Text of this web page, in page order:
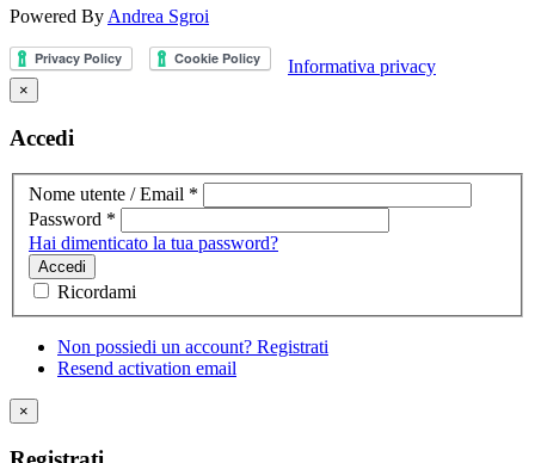
Powered By Andrea Sgroi
Informativa privacy
×
Accedi
Nome utente / Email *
Password *
Hai dimenticato la tua password?
Accedi
Ricordami
Non possiedi un account? Registrati
Resend activation email
×